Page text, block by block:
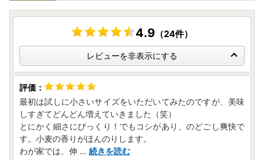
4.9 （24件）
レビューを非表示にする
最初は試しに小さいサイズをいただいてみたのですが、美味
しすぎてどんどん増えていきました（笑）
とにかく細さにびっくり！でもコシがあり、のどごし爽快で
す。小麦の香りがほんのりします。
わが家では、伸 ... 続きを読む